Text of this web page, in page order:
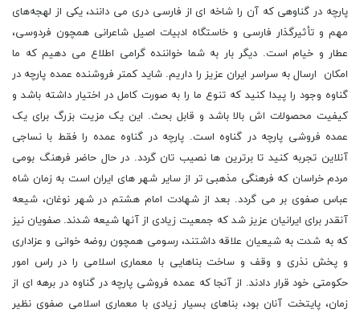
پارچه در گناوهی که آن را شاخه ای از فارسی دری می دانند، یکی از لهجه‌های
مهم و تأثیرگذار فارسی و خاستگاه ادبیات اصیل شاعرانی همچون فردوسی،
عطار و خیام است. دیگر بار به شما خواننده گرامی اطلاع می دهیم که ما
امکان ارسال به سراسر ایران عزیز را داریم. شاید کمتر فروشنده عمده پارچه در
گناوه وجود را پیدا کنید که تنوع ما را به صورت کامل در اختیار داشته باشد و
کیفیت محصولات اش بالا باشد و قابل بحث. این یک مزیت بزرگ برای یک
عمده فروشی پارچه در گناوه است. پارچه در گناوه عمده را فقط با نساجی
آنلاین تجربه کنید تا برترین ها نصیب تان گردد. در حال حاضر فرهنگ بومی
مردم خراسان که فرهنگی مذهبی تر از سایر شهر های ایران است به زمان شاه
عباس صفوی بر می گردد. بعد از شهادت امام هشتم در شهر نوغان، شیعه
آنقدر برای ایرانیان عزیز شد که جمعیت زیادی از آنها شیعه شدند. صفویان نیز
که به شدت به شیعیان علاقه داشتند، رسومی همچون روضه خوانی و عزاداری
و پخش نذری و وقف و ساخت بناهایی با معماری اسلامی را در راس امور
حکومتی خود قرار دادند. از آنجا که عمده فروشی پارچه در گناوه در برهه ای از
زمان، پایتخت آنان بود، بناهای بسیار زیادی با معماری اسلامی صفوی نظیر